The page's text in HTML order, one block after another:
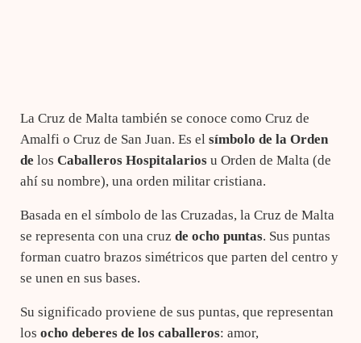
La Cruz de Malta también se conoce como Cruz de
Amalfi o Cruz de San Juan. Es el símbolo de la Orden
de los Caballeros Hospitalariosu Orden de Malta (de
ahí su nombre), una orden militar cristiana.
Basada en el símbolo de las Cruzadas, la Cruz de Malta
se representa con una cruz de ocho puntas. Sus puntas
forman cuatro brazos simétricos que parten del centro y
se unen en sus bases.
Su significado proviene de sus puntas, que representan
los ocho deberes de los caballeros: amor,